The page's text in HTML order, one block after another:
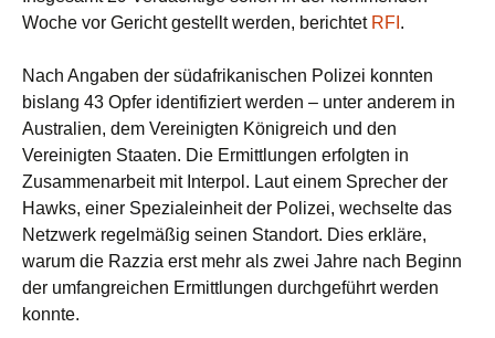
Woche vor Gericht gestellt werden, berichtet RFI .
Nach Angaben der südafrikanischen Polizei konnten
bislang 43 Opfer identifiziert werden – unter anderem in
Australien, dem Vereinigten Königreich und den
Vereinigten Staaten. Die Ermittlungen erfolgten in
Zusammenarbeit mit Interpol. Laut einem Sprecher der
Hawks, einer Spezialeinheit der Polizei, wechselte das
Netzwerk regelmäßig seinen Standort. Dies erkläre,
warum die Razzia erst mehr als zwei Jahre nach Beginn
der umfangreichen Ermittlungen durchgeführt werden
konnte.